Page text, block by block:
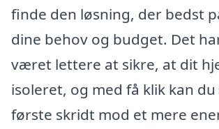
finde den løsning, der bedst
dine behov og budget. Det
været lettere at sikre, at dit
isoleret, og med få klik kan
første skridt mod et mere